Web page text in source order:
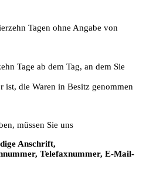
Tagen ohne Angabe von
Tage ab dem Tag, an dem Sie
ist, die Waren in Besitz genommen
müssen Sie uns
Anschrift,
Telefaxnummer, E-Mail-